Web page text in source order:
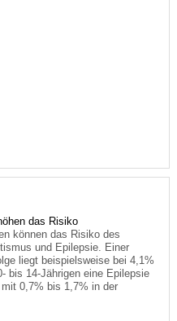
das Risiko
können das Risiko des
und Epilepsie. Einer
liegt beispielsweise bei 4,1%
bis 14-Jährigen eine Epilepsie
0,7% bis 1,7% in der